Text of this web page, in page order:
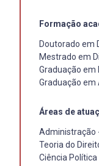
Formação
Doutorado em
Mestrado em
Graduação em
Graduação em
Áreas de
Administração
Teoria do
Ciência Política